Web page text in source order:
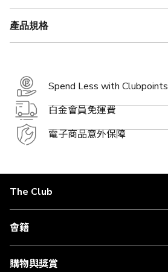
產品規格
Spend Less with Clubpoints
白金會員免運費
電子商品意外保障
The Club
關於 The Club
合作夥伴
媒體中心
會籍
會籍及專屬禮遇
賺取積分
購物與獎賞